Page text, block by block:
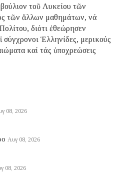
τοῦ Λυκείου τῶν
τῶν ἄλλων μαθημάτων, νά
διότι ἐθεώρησεν
σύγχρονοι Ἑλληνίδες, μερικούς
καί τάς ὑποχρεώσεις
08, 2026
Αυγ 08, 2026
08, 2026